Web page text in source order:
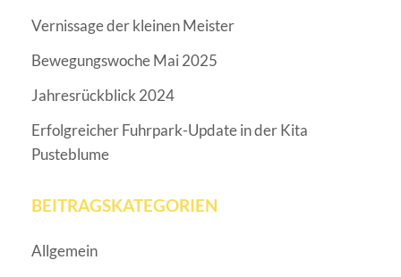
Vernissage der kleinen Meister
Bewegungswoche Mai 2025
Jahresrückblick 2024
Erfolgreicher Fuhrpark-Update in der Kita
Pusteblume
BEITRAGSKATEGORIEN
Allgemein